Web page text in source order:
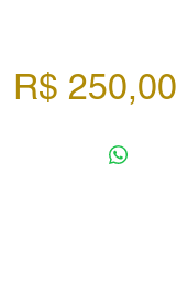
R$ 250,00